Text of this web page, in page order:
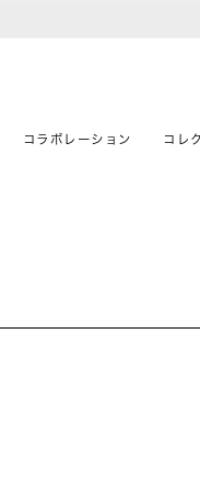
コラボレーション コレ